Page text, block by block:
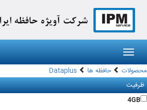
محصولات حافظه ها
Dataplus
ظرفیت
4GB